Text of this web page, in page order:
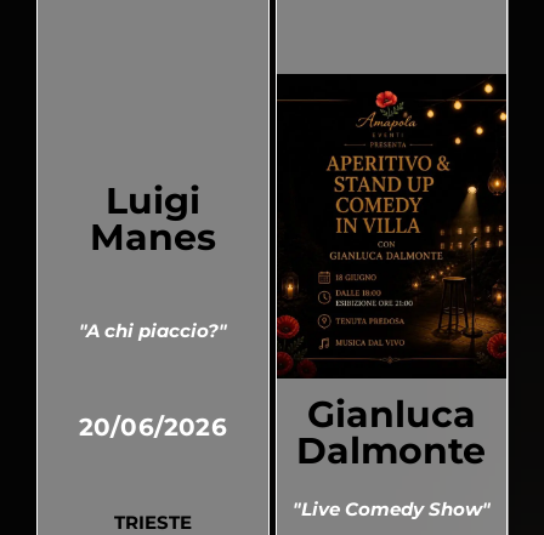
Luigi
Manes
"A chi piaccio?"
20/06/2026
TRIESTE
Gianluca
Dalmonte
"Live Comedy Show"